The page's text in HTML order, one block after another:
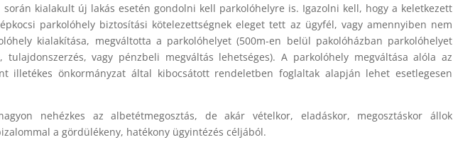
során kialakult új lakás esetén gondolni kell parkolóhelyre is. Igazolni kell, hogy a keletkezett
parkolóhely biztosítási kötelezettségnek eleget tett az ügyfél, vagy amennyiben nem
kialakítása, megváltotta a parkolóhelyet (500m-en belül pakolóházban parkolóhelyet
tulajdonszerzés, vagy pénzbeli megváltás lehetséges). A parkolóhely megváltása alóla az
illetékes önkormányzat által kibocsátott rendeletben foglaltak alapján lehet esetlegesen
nehézkes az albetétmegosztás, de akár vételkor, eladáskor, megosztáskor állok
a gördülékeny, hatékony ügyintézés céljából.